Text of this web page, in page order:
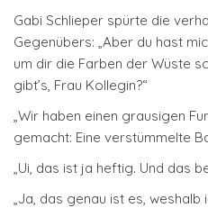
Gabi Schlieper spürte die
Gegenübers: „Aber du hast
um dir die Farben der Wüste
gibt’s, Frau Kollegin?“
„Wir haben einen grausigen
gemacht: Eine verstümmelte
„Ui, das ist ja heftig. Und das
„Ja, das genau ist es,